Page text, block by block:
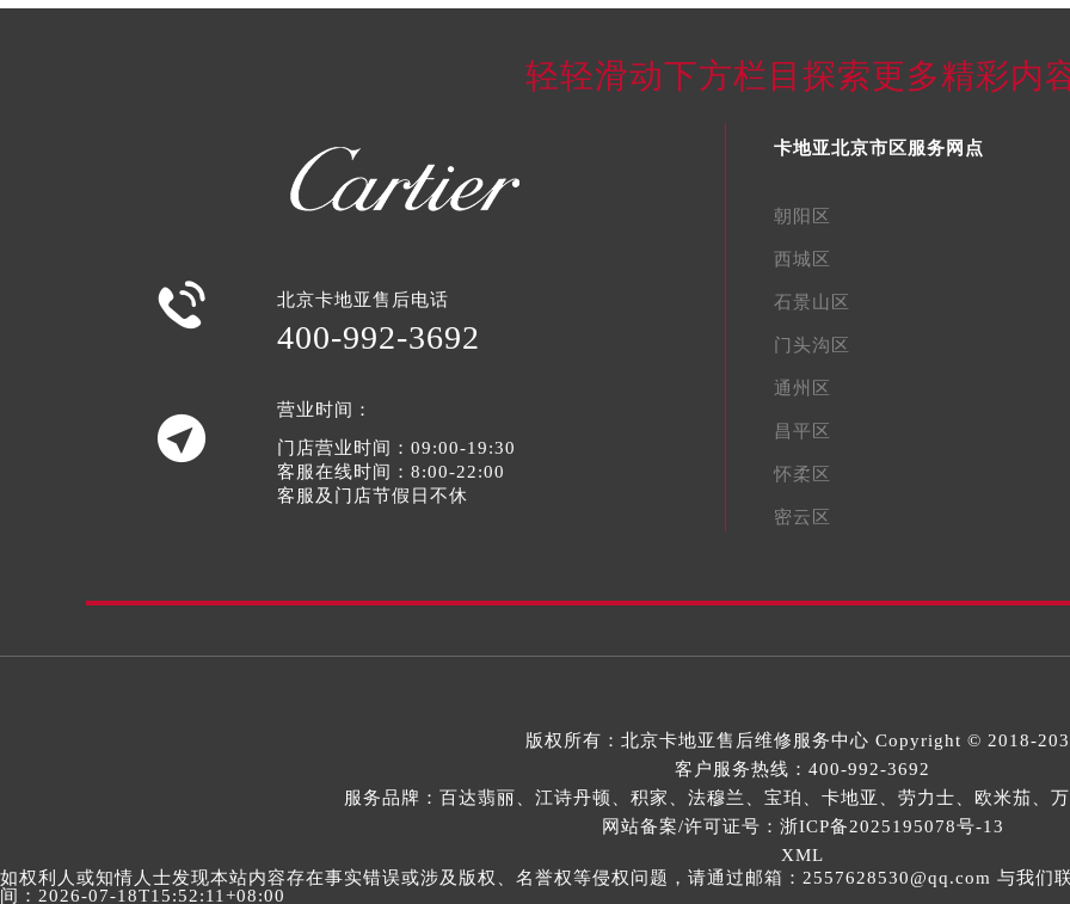
轻轻滑动下方栏目探索更多精彩内
 北京卡地亚售后电话
400-992-3692

营业时间：
门店营业时间：09:00-19:30
客服在线时间：8:00-22:00
客服及门店节假日不休
卡地亚北京市区服务网点
朝阳区
西城区
石景山区
门头沟区
通州区
昌平区
怀柔区
密云区
版权所有： 北京卡地亚售后维修服务中心 Copyright © 2018-
客户服务热线： 400-992-3692
服务品牌：百达翡丽、江诗丹顿、积家、法穆兰、宝珀、卡地亚、劳力士、欧米茄、
网站备案/许可证号：浙ICP备2025195078号-13
XML
如权利人或知情人士发现本站内容存在事实错误或涉及版权、名誉权等侵权问题，请通过邮箱：2557628530@qq.com 与我们
间：2026-07-18T15:52:11+08:00